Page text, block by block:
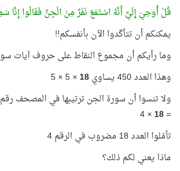
قُلْ أُوحِيَ إِلَيَّ أَنَّهُ اسْتَمَعَ نَفَرٌ مِنَ الْجِنِّ فَقَالُوا إِنَّا
يمكنكم أن تتأكّدوا الآن بأنفسكم!!
وما رأيكم أن مجموع النقاط على حروف آيات سورة الجن
وهذا العدد 450 يساوي
18
× 5 × 5
=
18
× 4
تأمّلوا العدد 18 مضروب في الرقم 4
ماذا يعني لكم ذلك؟